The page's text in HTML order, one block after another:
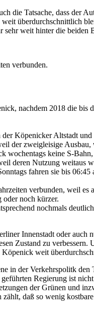
die Tatsache, dass der
überdurchschnittlich
weit hinter die
verbunden.
nachdem 2018 die
Köpenicker Altstadt
der zweigleisige
keine S-
deren Nutzung weitaus
fahren sie bis
verbunden, weil
noch kürzer.
nochmals
Innenstadt oder
Zustand zu
weit
in der Verkehrspolitk
Regierung ist
der Grünen und
daß so wenig